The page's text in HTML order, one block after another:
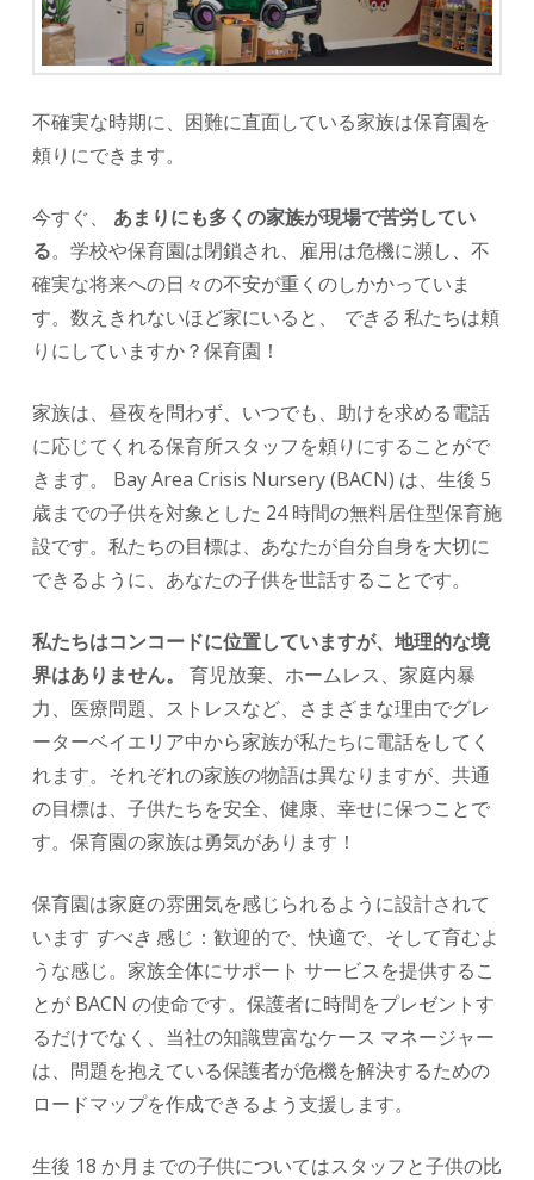
不確実な時期に、困難に直面している家族は保育園を
頼りにできます。
今すぐ、 あまりにも多くの家族が現場で苦労してい
る。学校や保育園は閉鎖され、雇用は危機に瀕し、不
確実な将来への日々の不安が重くのしかかっていま
す。数えきれないほど家にいると、
できる 私たちは頼
りにしていますか？保育園！
家族は、昼夜を問わず、いつでも、助けを求める電話
に応じてくれる保育所スタッフを頼りにすることがで
きます。 Bay Area Crisis Nursery (BACN) は、生後 5
歳までの子供を対象とした 24 時間の無料居住型保育施
設です。私たちの目標は、あなたが自分自身を大切に
できるように、あなたの子供を世話することです。
私たちはコンコードに位置していますが、地理的な境
界はありません。
育児放棄、ホームレス、家庭内暴
力、医療問題、ストレスなど、さまざまな理由でグレ
ーターベイエリア中から家族が私たちに電話をしてく
れます。それぞれの家族の物語は異なりますが、共通
の目標は、子供たちを安全、健康、幸せに保つことで
す。保育園の家族は勇気があります！
保育園は家庭の雰囲気を感じられるように設計されて
います すべき 感じ：歓迎的で、快適で、そして育むよ
うな感じ。家族全体にサポート サービスを提供するこ
とが BACN の使命です。保護者に時間をプレゼントす
るだけでなく、当社の知識豊富なケース マネージャー
は、問題を抱えている保護者が危機を解決するための
ロードマップを作成できるよう支援します。
生後 18 か月までの子供についてはスタッフと子供の比